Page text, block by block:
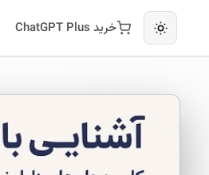
خرید ChatGPT Plus